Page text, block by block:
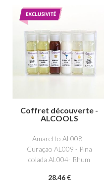
Coffret découverte -
ALCOOLS
Amaretto AL008 -
Curaçao AL009 - Pina
colada AL004- Rhum
AL006 - Whisky AL002
28.46 €